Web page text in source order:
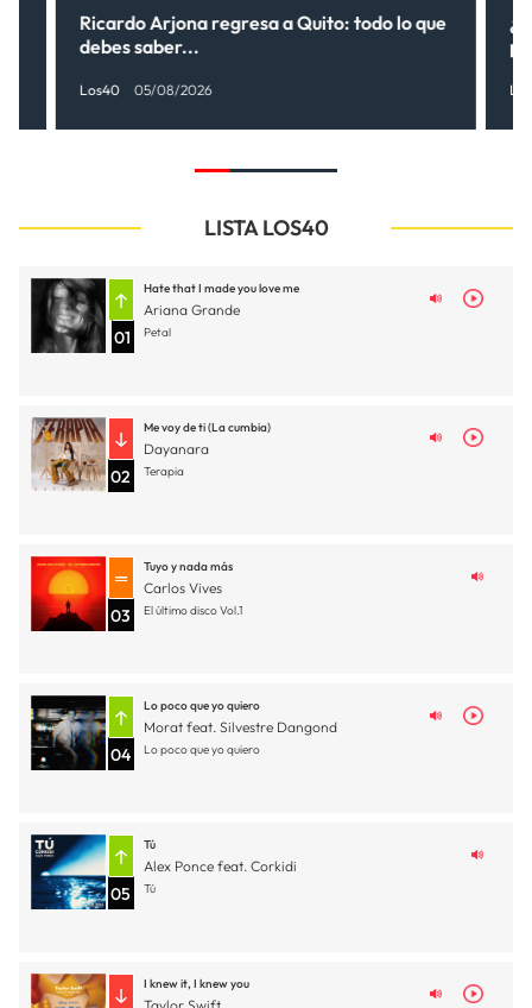
Ricardo Arjona regresa a Quito: todo lo que
debes saber...
Los40 05/08/2026
LISTA LOS40
01
Hate that I made you love me
Ariana Grande
Petal
02
Me voy de ti (La cumbia)
Dayanara
Terapia
03
Tuyo y nada más
Carlos Vives
El último disco Vol.1
04
Lo poco que yo quiero
Morat feat. Silvestre Dangond
Lo poco que yo quiero
05
Tú
Alex Ponce feat. Corkidi
Tú
I knew it, I knew you